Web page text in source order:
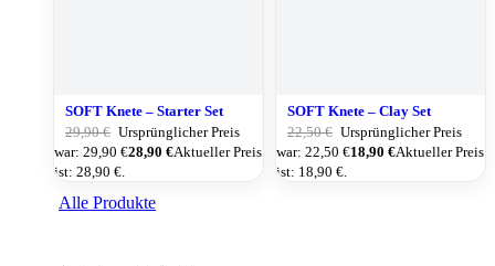
SOFT Knete – Starter Set
29,90€ Ursprünglicher Preis
war: 29,90 €28,90 €Aktueller Preis
ist: 28,90 €.
SOFT Knete – Clay Set
22,50€ Ursprünglicher Preis
war: 22,50 €18,90 €Aktueller Preis
ist: 18,90 €.
Alle Produkte